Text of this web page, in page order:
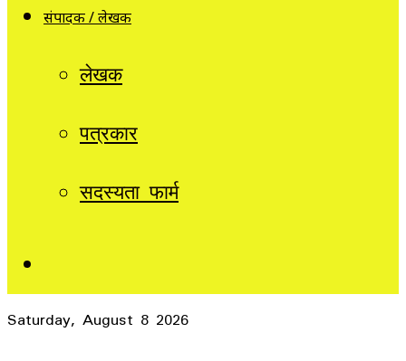
संपादक / लेखक
लेखक
पत्रकार
सदस्यता फार्म
Saturday, August 8 2026